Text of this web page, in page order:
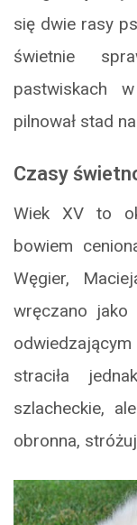
się dwie rasy
świetnie
pastwiskach
pilnował stad
Czasy
Wiek XV to
bowiem
Węgier,
wręczano jako
straciła
szlacheckie,
obronna,